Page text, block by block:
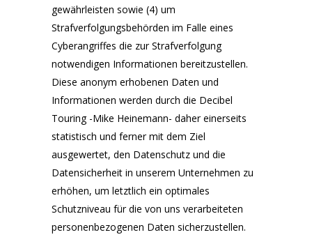
gewährleisten sowie (4) um
Strafverfolgungsbehörden im Falle eines
Cyberangriffes die zur Strafverfolgung
notwendigen Informationen bereitzustellen.
Diese anonym erhobenen Daten und
Informationen werden durch die Decibel
Touring -Mike Heinemann- daher einerseits
statistisch und ferner mit dem Ziel
ausgewertet, den Datenschutz und die
Datensicherheit in unserem Unternehmen zu
erhöhen, um letztlich ein optimales
Schutzniveau für die von uns verarbeiteten
personenbezogenen Daten sicherzustellen.